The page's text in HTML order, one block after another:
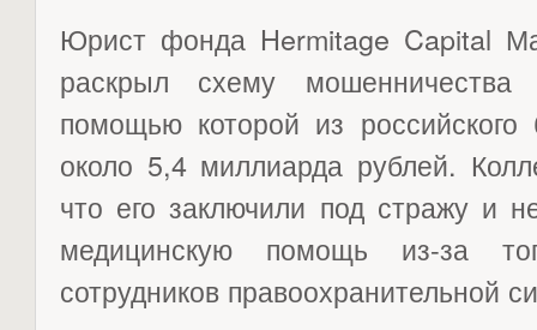
Юрист фонда Hermitage Capital
раскрыл схему
помощью которой из
около 5,4 миллиарда рублей.
что его заключили под стражу и
медицинскую помощь из-за
сотрудников правоохранительной